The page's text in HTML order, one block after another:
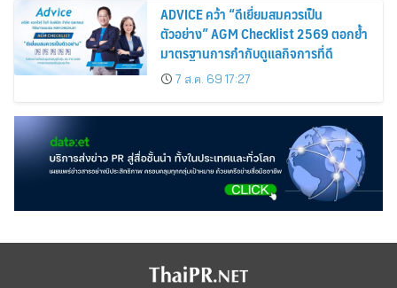
ADVICE คว้า “ดีเยี่ยมสมควรเป็น
ตัวอย่าง” AGM Checklist 2569 ตอกย้ำ
มาตรฐานการกำกับดูแลกิจการที่ดี
7 ส.ค. 69 17:27